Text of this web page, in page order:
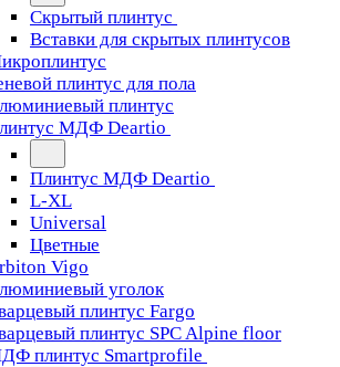
Скрытый плинтус
Вставки для скрытых плинтусов
плинтус для пола
плинтус
МДФ Deartio
Плинтус МДФ Deartio
L-XL
Universal
Цветные
Vigo
уголок
плинтус Fargo
плинтус SPC Alpine floor
плинтус Smartprofile